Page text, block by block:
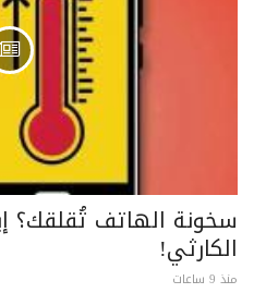
سخونة الهاتف تُقلقك؟
الكارثي!
منذ 9 ساعات